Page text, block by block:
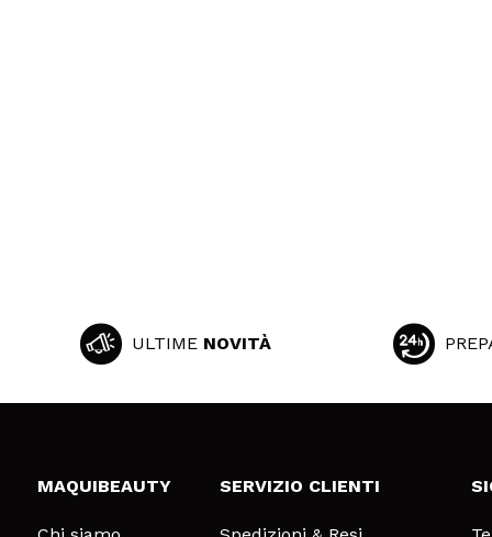
ULTIME NOVITÀ
MAQUIBEAUTY SERVIZIO CLIENTI